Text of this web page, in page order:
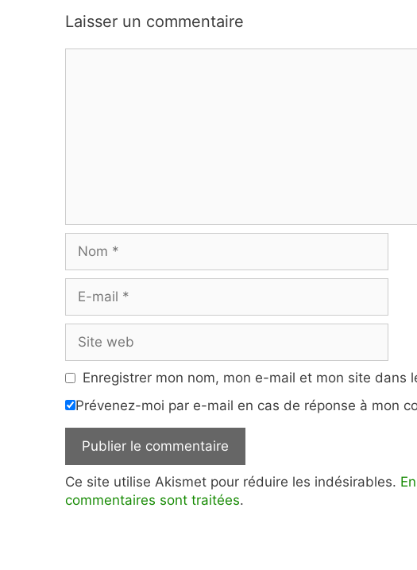
Laisser un commentaire
mail
web
Enregistrer mon nom, mon e-mail et mon site dans
Prévenez-moi par e-mail en cas de réponse à mon
Ce site utilise Akismet pour réduire les indésirables.
commentaires sont traitées.